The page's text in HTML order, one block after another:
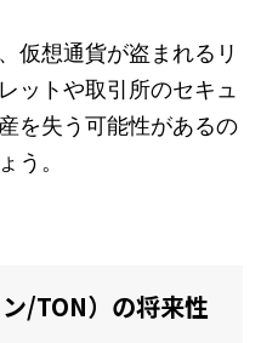
仮想通貨が盗まれるリ
ットや取引所のセキュ
を失う可能性があるの
う。
/TON）の将来性